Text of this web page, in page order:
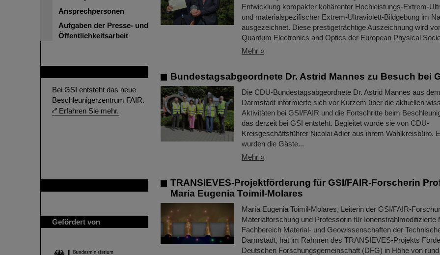
Ansprechpersonen
Aufgaben der Presse- und
Öffentlichkeitsarbeit
Bei GSI entsteht das neue
Beschleunigerzentrum FAIR.
Erfahren Sie mehr.
Gefördert von
Entwicklung kompakter kohärenter Hochleistungs-Extrem-
und materialspezifischer Extrem-Ultraviolett-Bildgebung im
ausgezeichnet. Diese prestigeträchtige Auszeichnung wird
Quantum Electronics and Optics der European Physical
Mehr »
Bundestagsabgeordnete Dr. Astrid Mannes zu Besuch bei
Die CDU-Bundestagsabgeordnete Dr. Astrid Mannes aus
Darmstadt informierte sich vor Kurzem über die aktuellen
Aktivitäten bei GSI/FAIR und die Fortschritte beim
das derzeit bei GSI entsteht. Begleitet wurde sie von CDU-
Kreisgeschäftsführer Nicolai Adler aus ihrem Wahlkreisbüro.
wurden die Gäste...
Mehr »
TRANSIEVES-Projektförderung für GSI/FAIR-Forscherin
María Eugenia Toimil-Molares
María Eugenia Toimil-Molares, Leiterin der GSI/FAIR-
Materialforschung und Professorin für Ionenstrahlmodifizierte
Fachbereich Material- und Geowissenschaften der
Darmstadt, hat im Rahmen des TRANSIEVES-Projekts
Deutschen Forschungsgemeinschaft (DFG) in Höhe von